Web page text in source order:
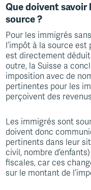
Que doivent savoir
source ?
Pour les immigrés
l’impôt à la source
est directement déduit
outre, la Suisse a
imposition avec de
pertinentes pour les
perçoivent des
Les immigrés sont
doivent donc
pertinents dans leur
civil, nombre
fiscales, car ces
sur le montant de